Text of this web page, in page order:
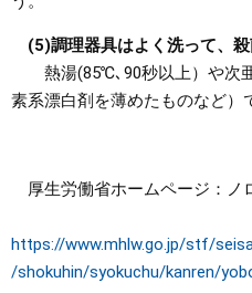
(5)調理器具はよく洗って、殺
熱湯(85℃､90秒以上）や次
素系漂白剤を薄めたものなど）
厚生労働省ホームページ：ノ
https://www.mhlw.go.jp/stf/
/shokuhin/syokuchu/kanren/